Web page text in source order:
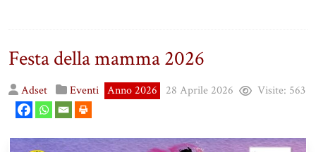
Festa della mamma 2026
Adset Eventi Anno 2026 28 Aprile 2026 Visite: 563